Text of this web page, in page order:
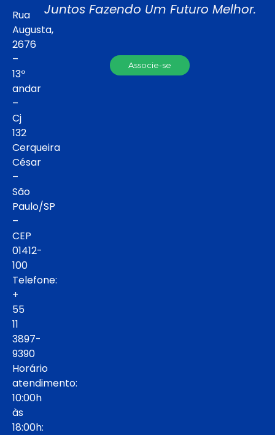
Rua
Augusta,
2676
–
13º
andar
–
Cj
132
Cerqueira
César
–
São
Paulo/SP
–
CEP
01412-
100
Telefone:
+
55
11
3897-
9390
Horário
atendimento:
10:00h
às
18:00h:
Juntos Fazendo Um Futuro Melhor.
Associe-se